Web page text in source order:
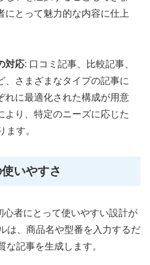
にとって魅力的な内容に仕上
対応: 口コミ記事、比較記事、
、さまざまなタイプの記事に
れに最適化された構成が用意
より、特定のニーズに応じた
ます。
いやすさ
心者にとって使いやすい設計が
は、商品名や型番を入力するだ
な記事を生成します。